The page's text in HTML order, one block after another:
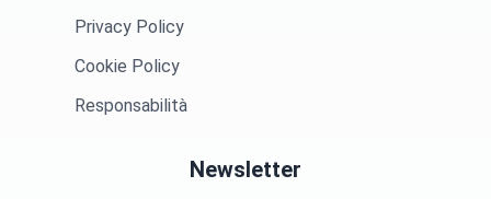
Privacy Policy
Cookie Policy
Responsabilità
Newsletter